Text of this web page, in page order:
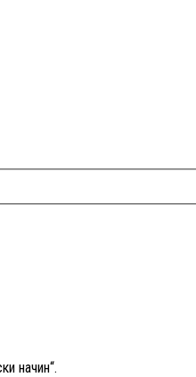
начин“.